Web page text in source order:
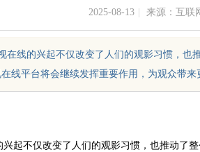
2025-08-13 来源：互联
在线的兴起不仅改变了人们的观影习惯，
线平台将会继续发挥重要作用，为观众带
起不仅改变了人们的观影习惯，也推动了
能安全管理